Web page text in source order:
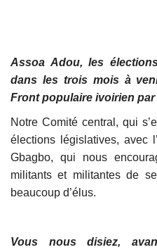
Assoa Adou, les
dans les trois mois à
Front populaire ivoirien
Notre Comité central, qui
élections législatives, avec
Gbagbo, qui nous
militants et militantes de
beaucoup d’élus.
Vous nous disiez,